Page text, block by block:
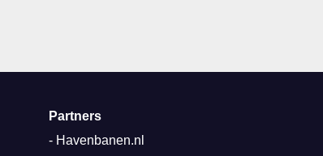
Partners
- Havenbanen.nl